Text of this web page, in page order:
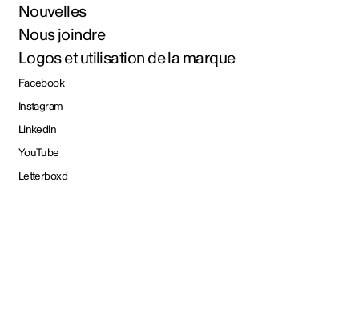
Nouvelles
Nous joindre
Logos et utilisation de la marque
Facebook
Instagram
LinkedIn
YouTube
Letterboxd